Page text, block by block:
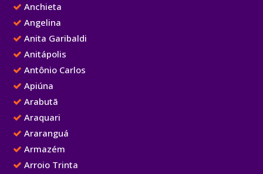
Anchieta
Angelina
Anita Garibaldi
Anitápolis
Antônio Carlos
Apiúna
Arabutã
Araquari
Araranguá
Armazém
Arroio Trinta